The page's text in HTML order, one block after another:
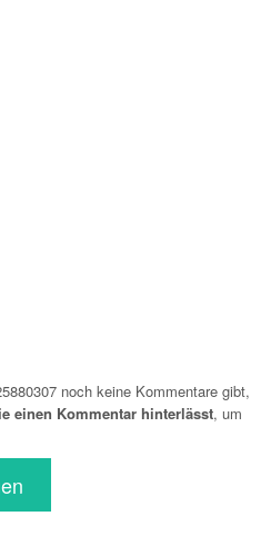
noch keine Kommentare gibt,
einen Kommentar hinterlässt, um